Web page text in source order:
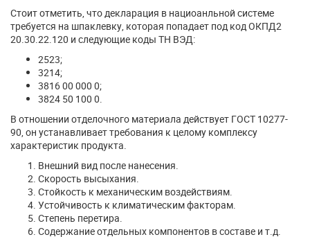
Стоит отметить, что декларация в нациоанльной системе
требуется на шпаклевку, которая попадает под код ОКПД2
20.30.22.120 и следующие коды ТН ВЭД:
2523;
3214;
3816 00 000 0;
3824 50 100 0.
В отношении отделочного материала действует ГОСТ 10277-
90, он устанавливает требования к целому комплексу
характеристик продукта.
Внешний вид после нанесения.
Скорость высыхания.
Стойкость к механическим воздействиям.
Устойчивость к климатическим факторам.
Степень перетира.
Содержание отдельных компонентов в составе и т.д.